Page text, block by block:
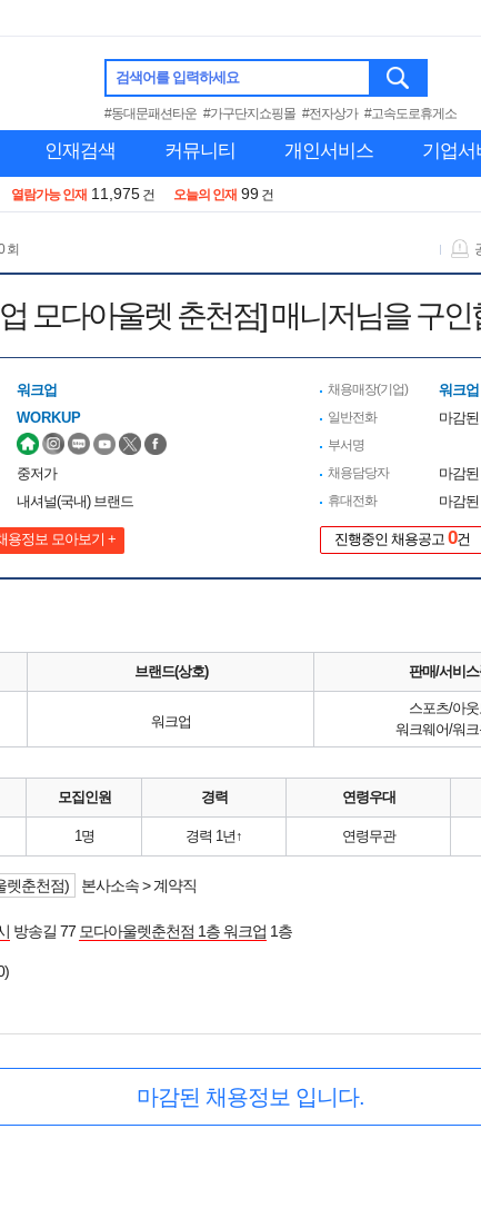
검색어를 입력하세요
#동대문패션타운 #가구단지쇼핑몰 #전자상가 #고속도로휴게소
인재검색 커뮤니티 개인서비스 기업서
열람가능 인재 11,975 건 오늘의 인재 99 건
회
모다아울렛 춘천점] 매니저님을 구인
워크업
WORKUP
중저가
내셔널(국내) 브랜드
용정보 모아보기 +
채용매장(기업) 워크업
일반전화 마감
부서명
채용담당자
마감
휴대전화 마감
진행중인 채용공고 0건
브랜드(상호) 판매/서비
워크업
스포츠/아
워크웨어/워
모집인원 경력 연령우대
1명 경력 1년↑ 연령무관
렛춘천점) 본사소속 > 계약직
방송길 77 모다아울렛춘천점 1층 워크업 1층
마감된 채용정보 입니다.